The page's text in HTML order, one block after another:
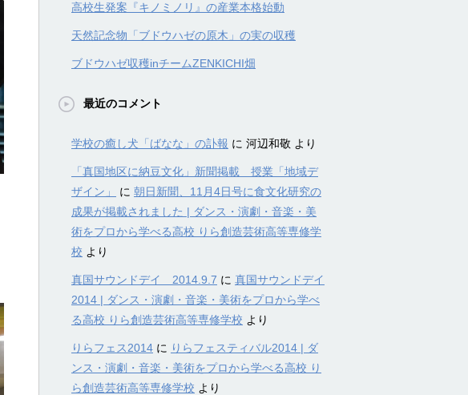
高校生発案『キノミノリ』の産業本格始動
天然記念物「ブドウハゼの原木」の実の収穫
ブドウハゼ収穫inチームZENKICHI畑
最近のコメント
学校の癒し犬「ばなな」の訃報 に 河辺和敬 より
「真国地区に納豆文化」新聞掲載 授業「地域デ
ザイン」
に 朝日新聞、11月4日号に食文化研究の
成果が掲載されました | ダンス・演劇・音楽・美
術をプロから学べる高校 りら創造芸術高等専修学
校 より
真国サウンドデイ 2014.9.7 に 真国サウンドデイ
2014 | ダンス・演劇・音楽・美術をプロから学べ
る高校 りら創造芸術高等専修学校 より
りらフェス2014 に りらフェスティバル2014 | ダ
ンス・演劇・音楽・美術をプロから学べる高校 り
ら創造芸術高等専修学校 より